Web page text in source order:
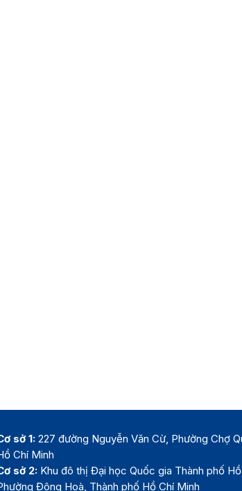
sở 1: 227 đường Nguyễn Văn Cừ, Phường Chợ
Chí Minh
sở 2: Khu đô thị Đại học Quốc gia Thành phố
Đông Hoà, Thành phố Hồ Chí Minh